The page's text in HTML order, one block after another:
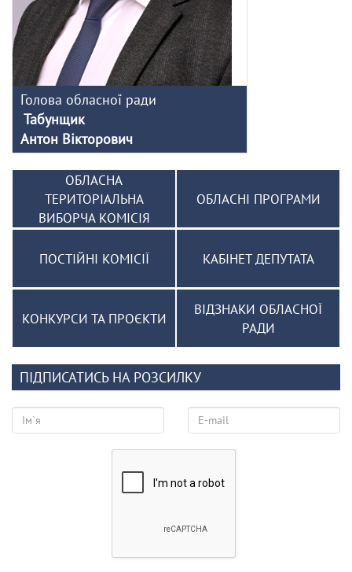
Голова обласної ради
Табунщик
Антон Вікторович
ОБЛАСНА
ТЕРИТОРІАЛЬНА
ВИБОРЧА КОМІСІЯ
ОБЛАСНІ ПРОГРАМИ
ПОСТІЙНІ КОМІСІЇ КАБІНЕТ ДЕПУТАТА
КОНКУРСИ ТА ПРОЄКТИ
ВІДЗНАКИ ОБЛАСНОЇ
РАДИ
ПІДПИСАТИСЬ НА РОЗСИЛКУ